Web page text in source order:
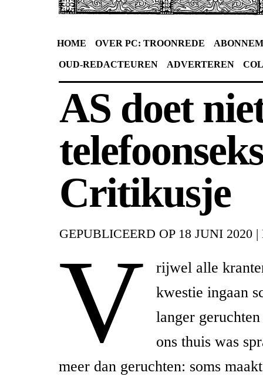
HOME OVER PC: TROONREDE
OUD-REDACTEUREN ADVERTEREN
AS doet
Critikusje
GEPUBLICEERD OP 18 JUNI 2020 |
V
rijwel alle
kwestie ingaan
langer
ons thuis was
meer dan geruchten: soms